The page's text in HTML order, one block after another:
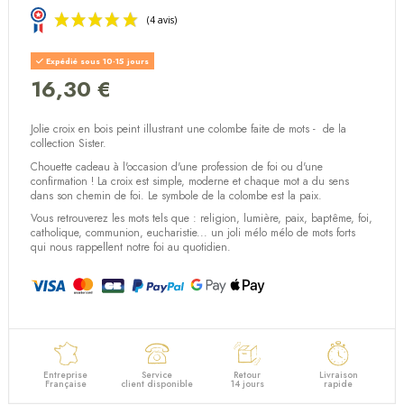
Expédié sous 10-15 jours
16,30 €
Jolie croix en bois peint illustrant une colombe faite de mots - de la
collection Sister.
Chouette cadeau à l'occasion d'une profession de foi ou d'une
confirmation ! La croix est simple, moderne et chaque mot a du sens
dans son chemin de foi. Le symbole de la colombe est la paix.
Vous retrouverez les mots tels que : religion, lumière, paix, baptême, foi,
catholique, communion, eucharistie... un joli mélo mélo de mots forts
qui nous rappellent notre foi au quotidien.
Entreprise
Française
Service
client disponible
Retour
14 jours
Livraison
rapide